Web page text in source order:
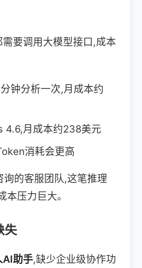
要调用大模型接口,成本
钟分析一次,月成本约
4.6,月成本约238美元
消耗会更高
的客服团队,这笔推理
本压力巨大。
失
AI助手,缺少企业级协作功